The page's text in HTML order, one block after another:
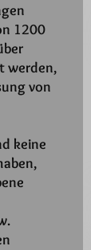
1200
werden,
von
keine